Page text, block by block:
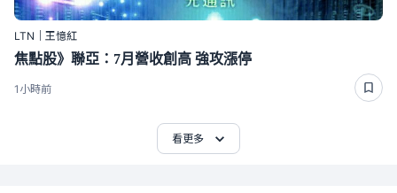
LTN｜王憶紅
焦點股》聯亞：7月營收創高 強攻漲停
1小時前
看更多